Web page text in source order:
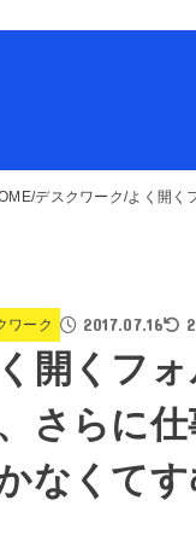
デスクワーク よく開く
ワーク 2017.07.16
開くフ
さらに
なくてす